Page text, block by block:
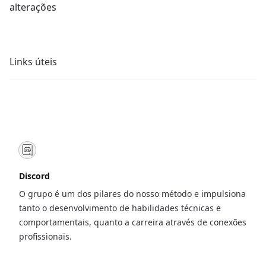
alterações
Links úteis
Discord
O grupo é um dos pilares do nosso método e impulsiona
tanto o desenvolvimento de habilidades técnicas e
comportamentais, quanto a carreira através de conexões
profissionais.